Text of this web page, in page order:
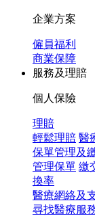
企業方案
僱員福利
商業保障
服務及理賠
個人保險
理賠
輕鬆理賠 醫
保單管理及
管理保單 繳
換率
醫療網絡及
尋找醫療服